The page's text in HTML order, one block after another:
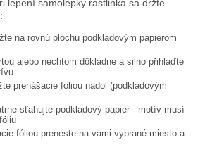
lepení samolepky rastlinka sa držte
na rovnú plochu podkladovým papierom
alebo nechtom dôkladne a silno přihlaďte
prenášacie fóliou nadol (podkladovým
sťahujte podkladový papier - motív musí
fóliou preneste na vami vybrané miesto a